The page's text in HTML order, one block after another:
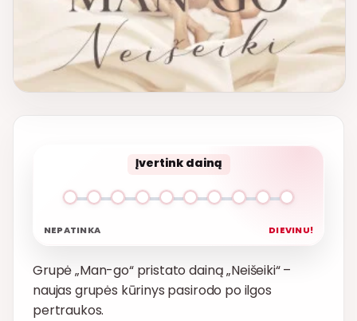
Įvertink dainą
NEPATINKA DIEVINU!
Grupė „Man-go“ pristato dainą „Neišeiki“ –
naujas grupės kūrinys pasirodo po ilgos
pertraukos.